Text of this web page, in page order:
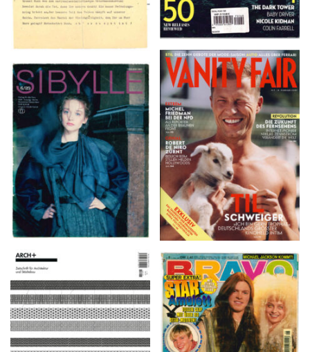
VANITY FAIR – Nr. 7 –
8. Februar 2007
SIBYLLE 6/89
ARCH+ Nr. 226, Herbst
2016
BRAVO – Nr. 8, 13. Febr.
1997